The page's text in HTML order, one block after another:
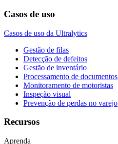
Casos de uso
Casos de uso da Ultralytics
Gestão de filas
Detecção de defeitos
Gestão de inventário
Processamento de documentos
Monitoramento de motoristas
Inspeção visual
Prevenção de perdas no varejo
Recursos
Aprenda